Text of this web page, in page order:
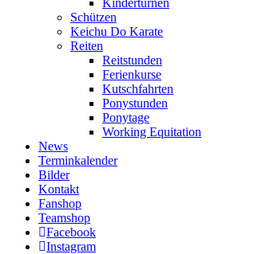
Kinderturnen
Schützen
Keichu Do Karate
Reiten
Reitstunden
Ferienkurse
Kutschfahrten
Ponystunden
Ponytage
Working Equitation
News
Terminkalender
Bilder
Kontakt
Fanshop
Teamshop
Facebook
Instagram